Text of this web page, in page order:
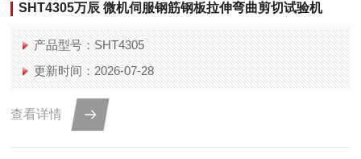
SHT4305万辰 微机伺服钢筋钢板拉伸弯曲剪切试验机
产品型号：SHT4305
更新时间：2026-07-28
查看详情